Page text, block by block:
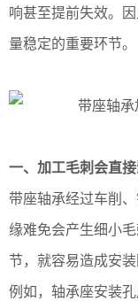
响甚至提前失效。
量稳定的重要环节。
一、加工毛刺会直
带座轴承经过车削
缘难免会产生细小
节，就容易造成安装
例如，轴承座安装